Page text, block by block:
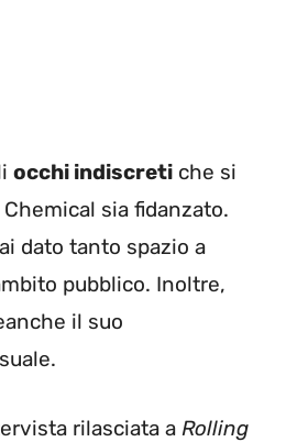
occhi indiscreti che si
sia fidanzato.
dato tanto spazio a
pubblico. Inoltre,
il suo
rilasciata a Rolling